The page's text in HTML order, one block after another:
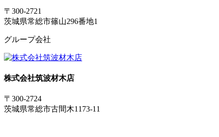
〒300-2721
茨城県常総市篠山296番地1
グループ会社
株式会社筑波材木店
〒300-2724
茨城県常総市古間木1173-11